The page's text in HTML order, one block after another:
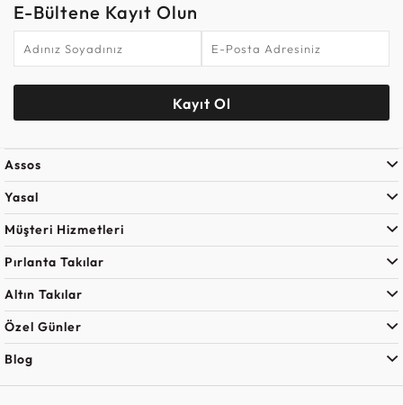
E-Bültene Kayıt Olun
Kayıt Ol
Assos
Yasal
Müşteri Hizmetleri
Pırlanta Takılar
Altın Takılar
Özel Günler
Blog